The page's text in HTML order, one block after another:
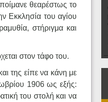
θεαρέστως το
Εκκλησία του αγίου
στήριγμα και
στον τάφο του.
της είπε να κάνη με
1906 ως εξής:
του στολή και να